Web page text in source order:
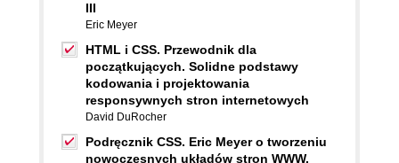
III
Eric Meyer
HTML i CSS. Przewodnik dla
początkujących. Solidne podstawy
kodowania i projektowania
responsywnych stron internetowych
David DuRocher
Podręcznik CSS. Eric Meyer o tworzeniu
nowoczesnych układów stron WWW.